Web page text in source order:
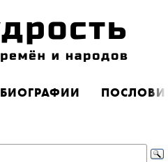
БИОГРАФИИ